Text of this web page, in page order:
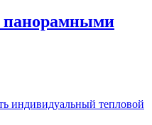
панорамными
индивидуальный тепловой